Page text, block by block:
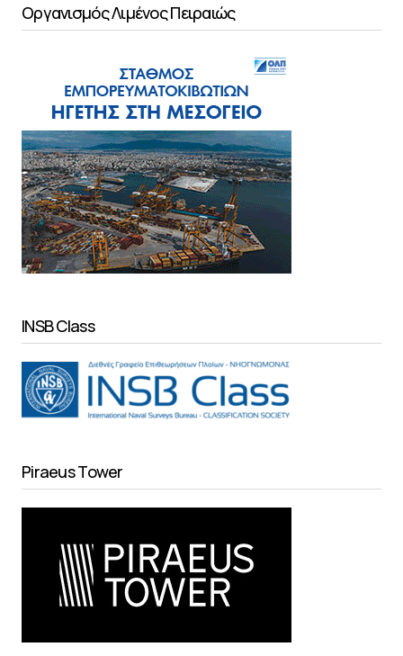
Οργανισμός Λιμένος Πειραιώς
INSB Class
Piraeus Tower